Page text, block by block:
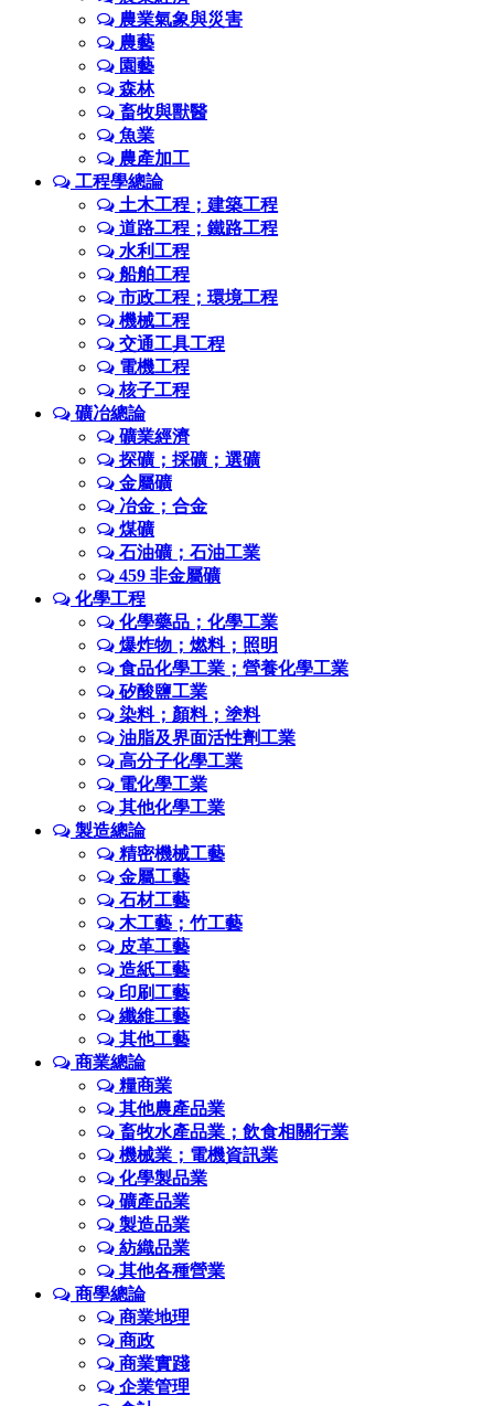
農業氣象與災害
農藝
園藝
森林
畜牧與獸醫
魚業
農產加工
工程學總論
土木工程；建築工程
道路工程；鐵路工程
水利工程
船舶工程
市政工程；環境工程
機械工程
交通工具工程
電機工程
核子工程
礦冶總論
礦業經濟
探礦；採礦；選礦
金屬礦
冶金；合金
煤礦
石油礦；石油工業
459 非金屬礦
化學工程
化學藥品；化學工業
爆炸物；燃料；照明
食品化學工業；營養化學工業
矽酸鹽工業
染料；顏料；塗料
油脂及界面活性劑工業
高分子化學工業
電化學工業
其他化學工業
製造總論
精密機械工藝
金屬工藝
石材工藝
木工藝；竹工藝
皮革工藝
造紙工藝
印刷工藝
纖維工藝
其他工藝
商業總論
糧商業
其他農產品業
畜牧水產品業；飲食相關行業
機械業；電機資訊業
化學製品業
礦產品業
製造品業
紡織品業
其他各種營業
商學總論
商業地理
商政
商業實踐
企業管理